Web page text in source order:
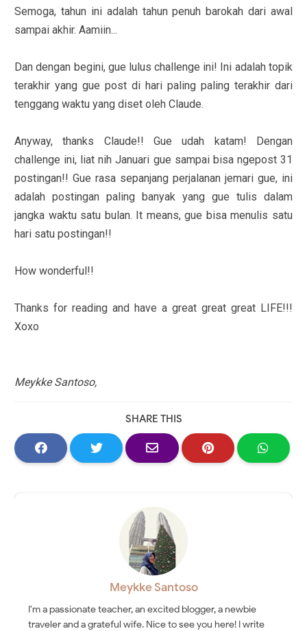
Semoga, tahun ini adalah tahun penuh barokah dari awal
sampai akhir. Aamiin...
Dan dengan begini, gue lulus challenge ini! Ini adalah topik
terakhir yang gue post di hari paling paling terakhir dari
tenggang waktu yang diset oleh Claude.
Anyway, thanks Claude!! Gue udah katam! Dengan
challenge ini, liat nih Januari gue sampai bisa ngepost 31
postingan!! Gue rasa sepanjang perjalanan jemari gue, ini
adalah postingan paling banyak yang gue tulis dalam
jangka waktu satu bulan. It means, gue bisa menulis satu
hari satu postingan!!
How wonderful!!
Thanks for reading and have a great great great LIFE!!!
Xoxo
Meykke Santoso,
SHARE THIS
Meykke Santoso
I'm a passionate teacher, an excited blogger, a newbie
traveler and a grateful wife. Nice to see you here! I write